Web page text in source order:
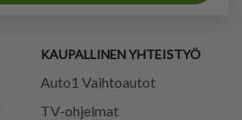
KAUPALLINEN YHTEISTYÖ
Auto1 Vaihtoautot
TV-ohjelmat